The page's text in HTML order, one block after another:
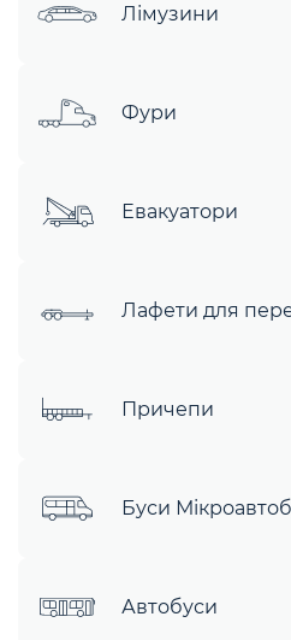
Лімузини
Фури
Евакуатори
Лафети для
Причепи
Буси
Автобуси